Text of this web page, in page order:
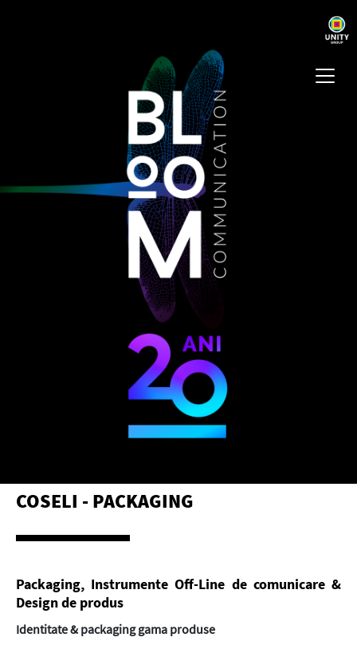
COSELI - PACKAGING
Packaging, Instrumente Off-Line de comunicare &
Design de produs
Identitate & packaging gama produse